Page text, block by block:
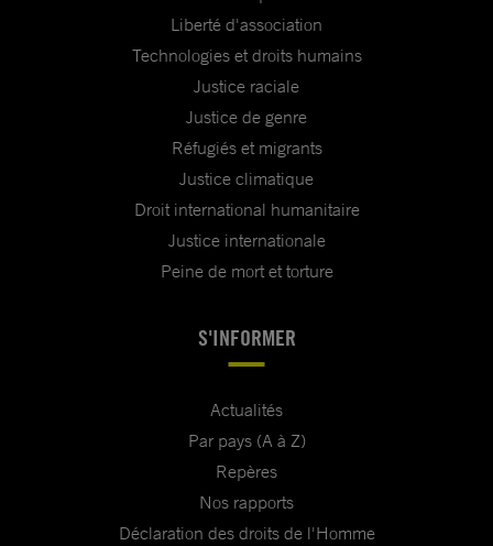
Liberté d'association
Technologies et droits humains
Justice raciale
Justice de genre
Réfugiés et migrants
Justice climatique
Droit international humanitaire
Justice internationale
Peine de mort et torture
S'INFORMER
Actualités
Par pays (A à Z)
Repères
Nos rapports
Déclaration des droits de l'Homme